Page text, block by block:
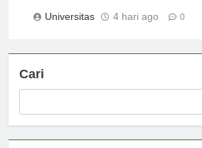
Universitas 4 hari ago 0
Cari